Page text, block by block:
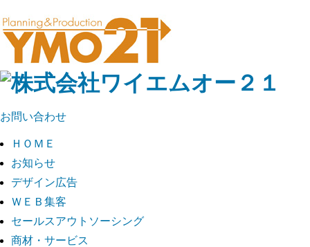
お問い合わせ
ＨＯＭＥ
お知らせ
デザイン広告
ＷＥＢ集客
セールスアウトソーシング
商材・サービス